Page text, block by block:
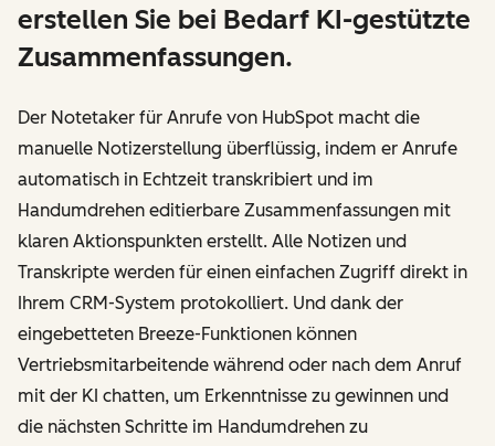
erstellen Sie bei Bedarf KI-gestützte
Zusammenfassungen.
Der Notetaker für Anrufe von HubSpot macht die
manuelle Notizerstellung überflüssig, indem er Anrufe
automatisch in Echtzeit transkribiert und im
Handumdrehen editierbare Zusammenfassungen mit
klaren Aktionspunkten erstellt. Alle Notizen und
Transkripte werden für einen einfachen Zugriff direkt in
Ihrem CRM-System protokolliert. Und dank der
eingebetteten Breeze-Funktionen können
Vertriebsmitarbeitende während oder nach dem Anruf
mit der KI chatten, um Erkenntnisse zu gewinnen und
die nächsten Schritte im Handumdrehen zu